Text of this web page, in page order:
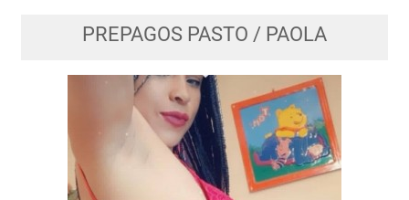
PREPAGOS PASTO / PAOLA